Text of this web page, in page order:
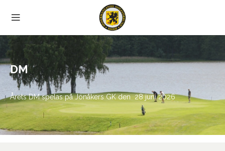
DM
Årets DM spelas på Jönåkers GK den 28 juni 2026